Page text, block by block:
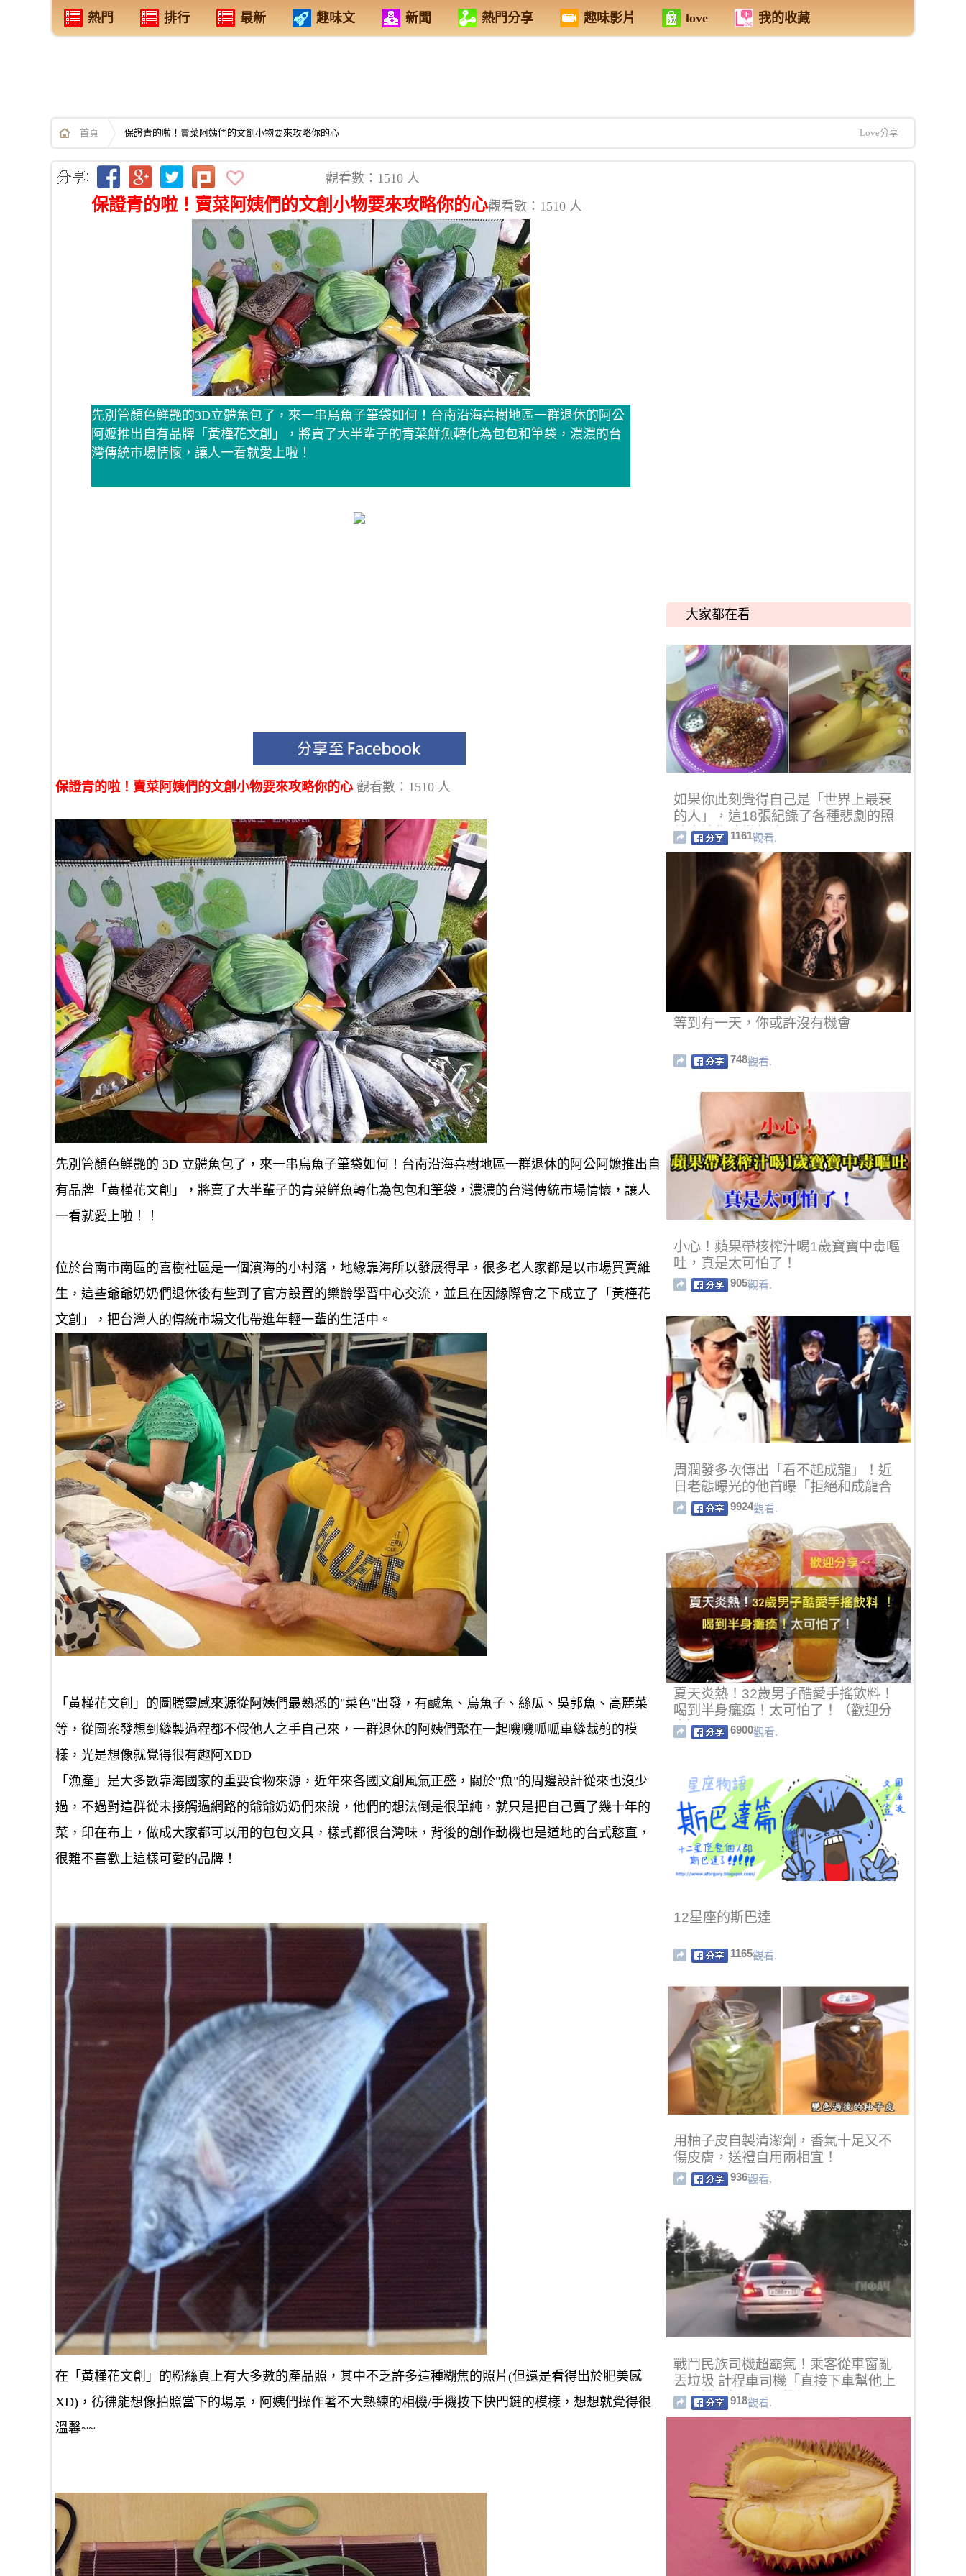
熱門 排行 最新 趣味文 新聞 熱門分享 趣味影片 love 我的收藏
首頁 保證青的啦！賣菜阿姨們的文創小物要來攻略你的心 Love分享
觀看數：1510 人
保證青的啦！賣菜阿姨們的文創小物要來攻略你的心觀看數：1510 人
先別管顏色鮮艷的3D立體魚包了，來一串烏魚子筆袋如何！台南沿海喜樹地區一群退休的阿公
阿嬤推出自有品牌「黃槿花文創」，將賣了大半輩子的青菜鮮魚轉化為包包和筆袋，濃濃的台
灣傳統市場情懷，讓人一看就愛上啦！
保證青的啦！賣菜阿姨們的文創小物要來攻略你的心 觀看數：1510 人
先別管顏色鮮艷的 3D 立體魚包了，來一串烏魚子筆袋如何！台南沿海喜樹地區一群退休的阿公阿嬤推出自
有品牌「黃槿花文創」，將賣了大半輩子的青菜鮮魚轉化為包包和筆袋，濃濃的台灣傳統市場情懷，讓人
一看就愛上啦！！
位於台南市南區的喜樹社區是一個濱海的小村落，地緣靠海所以發展得早，很多老人家都是以市場買賣維
生，這些爺爺奶奶們退休後有些到了官方設置的樂齡學習中心交流，並且在因緣際會之下成立了「黃槿花
文創」，把台灣人的傳統市場文化帶進年輕一輩的生活中。
「黃槿花文創」的圖騰靈感來源從阿姨們最熟悉的"菜色"出發，有鹹魚、烏魚子、絲瓜、吳郭魚、高麗菜
等，從圖案發想到縫製過程都不假他人之手自己來，一群退休的阿姨們聚在一起嘰嘰呱呱車縫裁剪的模
樣，光是想像就覺得很有趣阿XDD
「漁產」是大多數靠海國家的重要食物來源，近年來各國文創風氣正盛，關於"魚"的周邊設計從來也沒少
過，不過對這群從未接觸過網路的爺爺奶奶們來說，他們的想法倒是很單純，就只是把自己賣了幾十年的
菜，印在布上，做成大家都可以用的包包文具，樣式都很台灣味，背後的創作動機也是道地的台式憨直，
很難不喜歡上這樣可愛的品牌！
在「黃槿花文創」的粉絲頁上有大多數的產品照，其中不乏許多這種糊焦的照片(但還是看得出於肥美感
XD)，彷彿能想像拍照當下的場景，阿姨們操作著不大熟練的相機/手機按下快門鍵的模樣，想想就覺得很
溫馨~~
大家都在看
如果你此刻覺得自己是「世界上最衰
的人」，這18張紀錄了各種悲劇的照
片會讓你改變想法！
1161觀看.
等到有一天，你或許沒有機會
748觀看.
小心！蘋果帶核榨汁喝1歲寶寶中毒嘔
吐，真是太可怕了！
905觀看.
周潤發多次傳出「看不起成龍」！近
日老態曝光的他首曝「拒絕和成龍合
作」原因....網友全讚翻！
9924觀看.
夏天炎熱！32歲男子酷愛手搖飲料！
喝到半身癱瘓！太可怕了​​！（歡迎分
享）
6900觀看.
12星座的斯巴達
1165觀看.
用柚子皮自製清潔劑，香氣十足又不
傷皮膚，送禮自用兩相宜！
936觀看.
戰鬥民族司機超霸氣！乘客從車窗亂
丟垃圾 計程車司機「直接下車幫他上
最震撼一課」全國推爆
918觀看.